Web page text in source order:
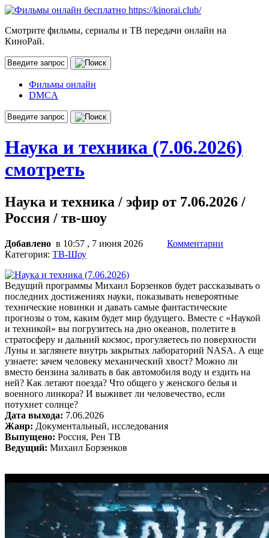
Смотрите фильмы, сериалы и ТВ передачи онлайн на
КиноРай.
Фильмы онлайн
DMCA
Наука и техника (7.06.2026)
смотреть
Наука и техника / эфир от 7.06.2026 /
Россия / тв-шоу
Добавлено в 10:57 , 7 июня 2026
Комментарии
Категория: ТВ-Шоу
Ведущий программы Михаил Борзенков будет рассказывать о
последних достижениях науки, показывать невероятные
технические новинки и давать самые фантастические
прогнозы о том, каким будет мир будущего. Вместе с «Наукой
и техникой» вы погрузитесь на дно океанов, полетите в
стратосферу и дальний космос, прогуляетесь по поверхности
Луны и заглянете внутрь закрытых лабораторий NASA. А еще
узнаете: зачем человеку механический хвост? Можно ли
вместо бензина заливать в бак автомобиля воду и ездить на
ней? Как летают поезда? Что общего у женского белья и
военного линкора? И выживет ли человечество, если
потухнет солнце?
Дата выхода: 7.06.2026
Жанр: Документальный, исследования
Выпущено: Россия, Рен ТВ
Ведущий: Михаил Борзенков